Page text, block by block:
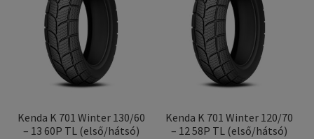
Kenda K 701 Winter 130/60
– 13 60P TL (első/hátsó)
Kenda K 701 Winter 120/70
– 12 58P TL (első/hátsó)